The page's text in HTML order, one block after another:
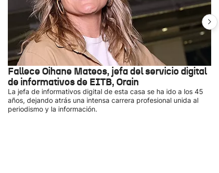
Fallece Oihane Mateos, jefa del servicio digital
de informativos de EITB, Orain
La jefa de informativos digital de esta casa se ha ido a los 45
años, dejando atrás una intensa carrera profesional unida al
periodismo y la información.